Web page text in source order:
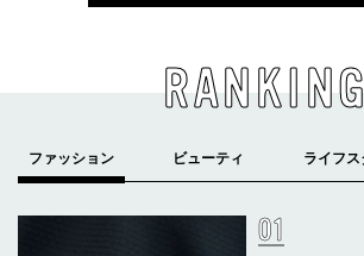
RANKING